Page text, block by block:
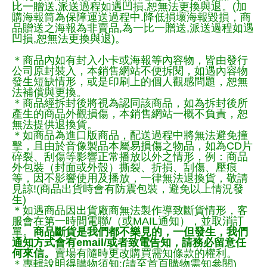
比一贈送,派送過程如遇凹損,恕無法更換與退。(加
購海報筒為保障運送過程中.降低損壞海報毀損，商
品贈送之海報為非賣品,為一比一贈送,派送過程如遇
凹損,恕無法更換與退)。
＊商品內如有封入小卡或海報等內容物，皆由發行
公司原封裝入，本銷售網站不便拆閱，如遇內容物
發生短缺情形，或是印刷上的個人觀感問題，恕無
法補償與更換。
＊商品經拆封後將視為認同該商品，如為拆封後所
產生的商品外觀損傷，本銷售網站一概不負責，恕
無法提供退換貨。
＊如商品為進口版商品，配送過程中將無法避免撞
擊，且由於音像製品本屬易損傷之物品，如為CD片
碎裂、刮傷等影響正常播放以外之情形，例：商品
外包裝（封面或外殼）撕裂、折損、刮傷、壓痕
等，因不影響使用及播放，一律無法退換貨，敬請
見諒!(商品出貨時會有防震包裝，避免以上情況發
生)
＊如遇商品因出貨廠商無法製作導致斷貨情形，客
服會在第一時間電聯/（或MAIL通知），並取消訂
單。 商品斷貨是我們都不樂見的，一但發生，我們
通知方式會有email/或者致電告知，請務必留意任
何來信。 賣場有隨時更改購買需知條款的權利。
＊專輯說明得購物須知:(請至首頁購物需知參閱)